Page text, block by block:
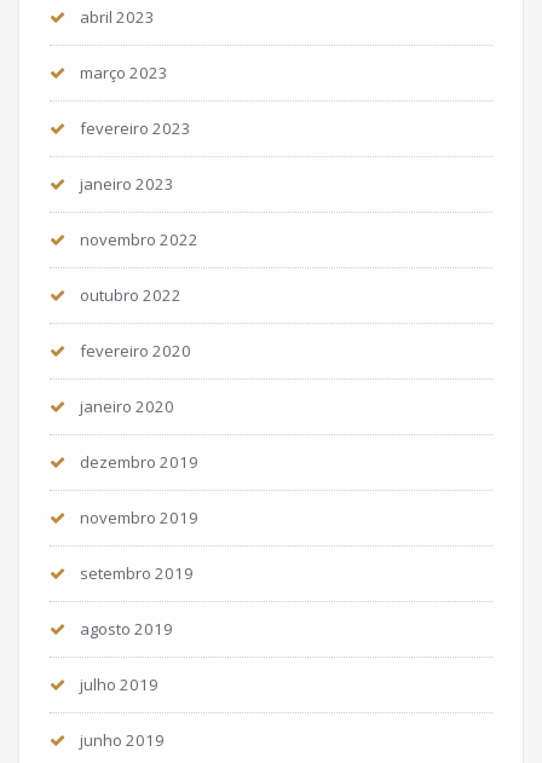
abril 2023
março 2023
fevereiro 2023
janeiro 2023
novembro 2022
outubro 2022
fevereiro 2020
janeiro 2020
dezembro 2019
novembro 2019
setembro 2019
agosto 2019
julho 2019
junho 2019